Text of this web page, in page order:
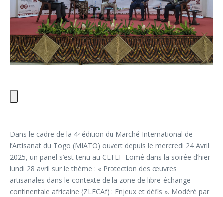
Dans le cadre de la 4ᵉ édition du Marché International de
l’Artisanat du Togo (MIATO) ouvert depuis le mercredi 24 Avril
2025, un panel s’est tenu au CETEF-Lomé dans la soirée d’hier
lundi 28 avril sur le thème : « Protection des œuvres
artisanales dans le contexte de la zone de libre-échange
continentale africaine (ZLECAf) : Enjeux et défis ». Modéré par